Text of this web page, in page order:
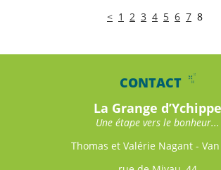
< 1 2 3 4 5 6 7 8
CONTACT
La Grange d’Ychippe
Une étape vers le bonheur...
Thomas et Valérie Nagant -